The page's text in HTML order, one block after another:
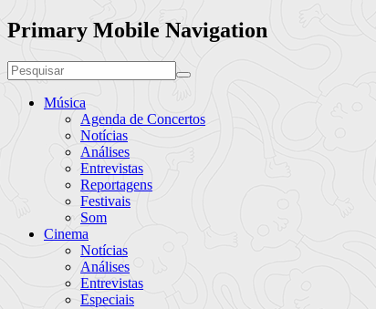
Primary Mobile Navigation
Música
Agenda de Concertos
Notícias
Análises
Entrevistas
Reportagens
Festivais
Som
Cinema
Notícias
Análises
Entrevistas
Especiais